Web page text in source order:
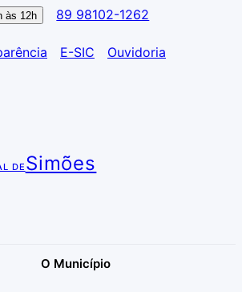
às 12h 89 98102-1262
E-SIC
Ouvidoria
DE Simões
O Município